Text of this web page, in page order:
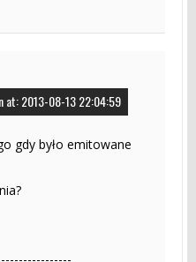
at: 2013-08-13 22:04:59
gdy było emitowane